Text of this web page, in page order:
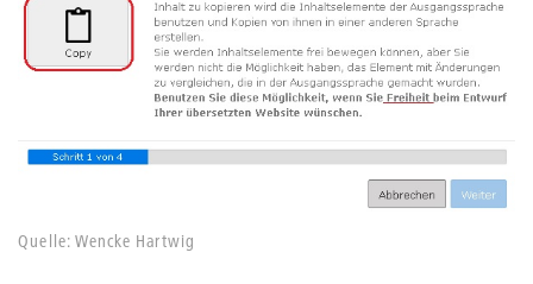
Quelle: Wencke Hartwig